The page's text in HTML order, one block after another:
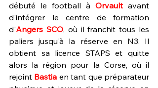
débuté le football à Orvault avant
d'intégrer le centre de formation
d'Angers SCO, où il franchit tous les
paliers jusqu'à la réserve en N3. Il
obtient sa licence STAPS et quitte
alors la région pour la Corse, où il
rejoint Bastia en tant que préparateur